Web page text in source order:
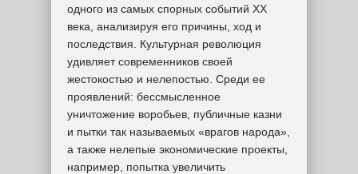
одного из самых спорных событий XX
века, анализируя его причины, ход и
последствия. Культурная революция
удивляет современников своей
жестокостью и нелепостью. Среди ее
проявлений: бессмысленное
уничтожение воробьев, публичные казни
и пытки так называемых «врагов народа»,
а также нелепые экономические проекты,
например, попытка увеличить